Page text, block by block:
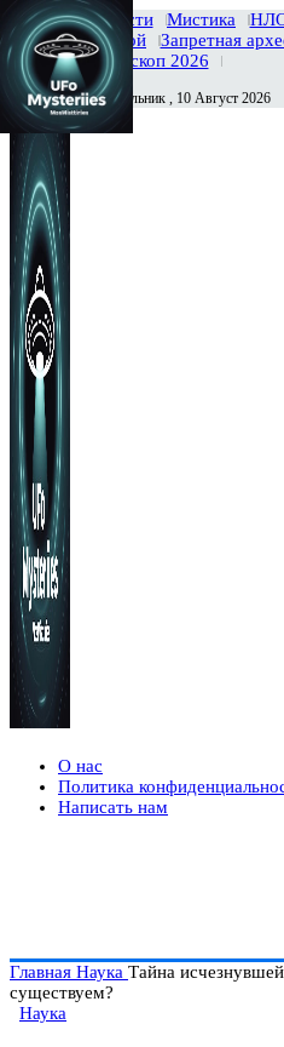
Главная Новости Мистика
Тайны вселенной
Запретная
История
Гороскоп 2026
Сегодня Понедельник , 10 Август 2026
О нас
Политика
Написать нам
Главная Наука Тайна
существуем?
Наука